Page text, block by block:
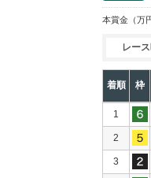
本賞金 （万
レー
着順 枠
1
2
3